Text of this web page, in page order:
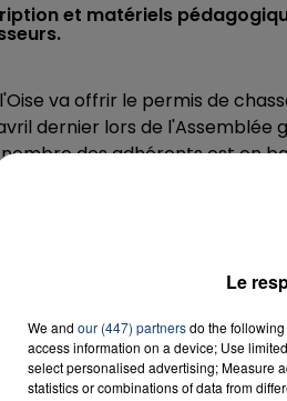
et matériels
va offrir le permis de
dernier lors de
des adhérents est en
personnes âgées d'au moins
pédagogiques.
le permis de chasse à 0 € est
ses adhérents par plus de
Le
We and our (447) partnersdo the
access information on a device; Use
select personalised advertising; Measure
statistics or combinations of data from